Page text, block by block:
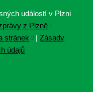
událostí v Plzni
z Plzně
stránek |Zásady
údajů